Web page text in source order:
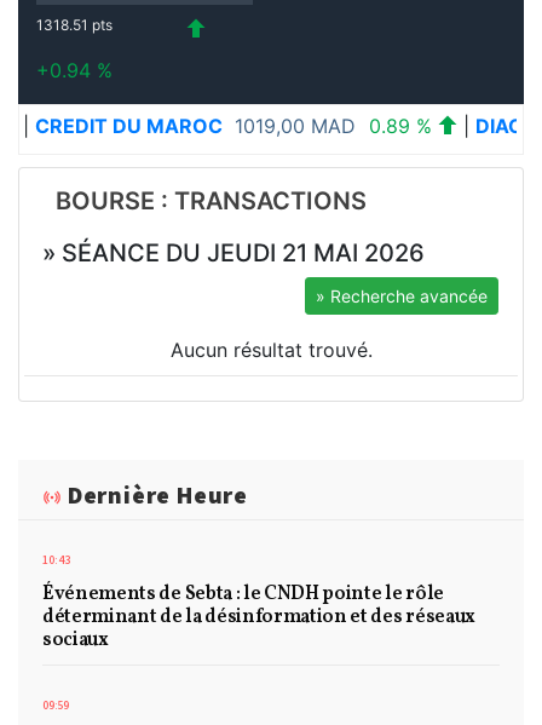
1318.51 pts
+0.94 %
1019,00 MAD 0.89 % | DIAC SALAF
BOURSE : TRANSACTIONS
» SÉANCE DU JEUDI 21 MAI 2026
» Recherche avancée
Aucun résultat trouvé.
Dernière Heure
10:43
Événements de Sebta : le CNDH pointe le rôle
déterminant de la désinformation et des réseaux
sociaux
09:59